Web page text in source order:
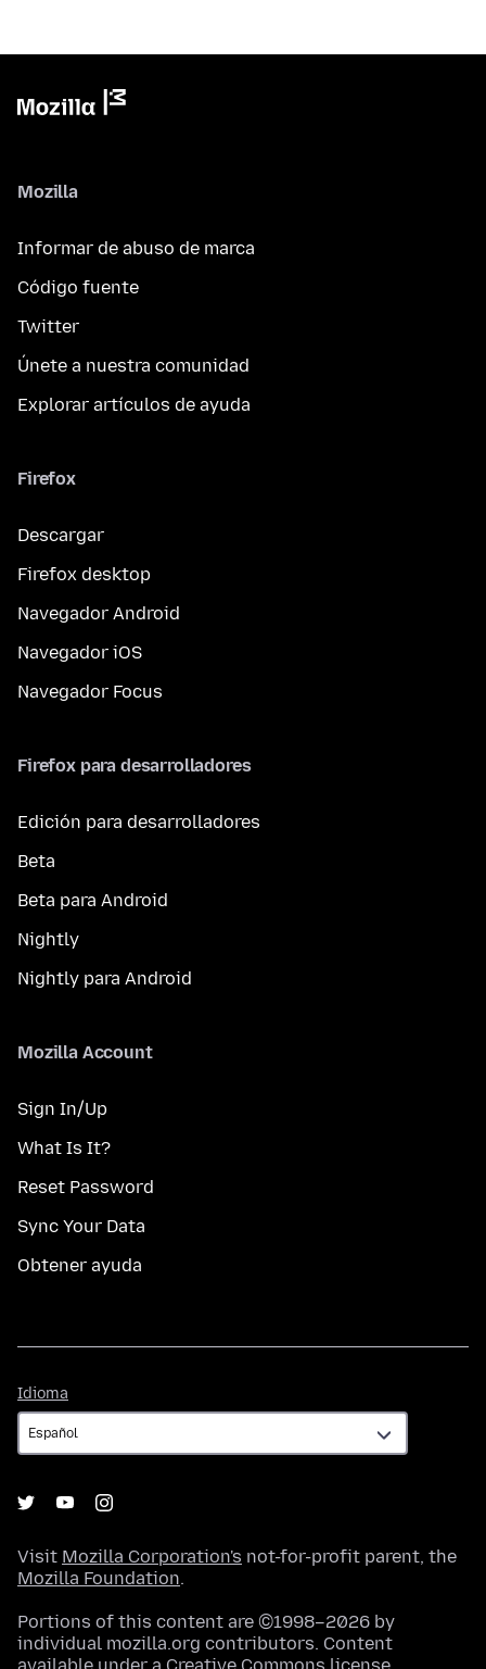
Mozilla
Informar de abuso de marca
Código fuente
Twitter
Únete a nuestra comunidad
Explorar artículos de ayuda
Firefox
Descargar
Firefox desktop
Navegador Android
Navegador iOS
Navegador Focus
Firefox para desarrolladores
Edición para desarrolladores
Beta
Beta para Android
Nightly
Nightly para Android
Mozilla Account
Sign In/Up
What Is It?
Reset Password
Sync Your Data
Obtener ayuda
Idioma
Visit Mozilla Corporation's not-for-profit parent, the
Mozilla Foundation.
Portions of this content are ©1998–2026 by
individual mozilla.org contributors. Content